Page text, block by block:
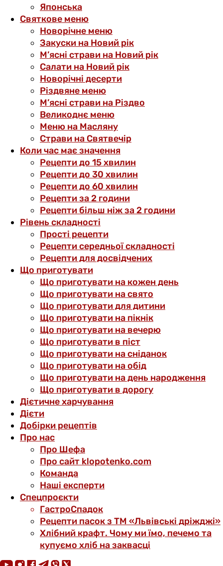
Японська
Святкове меню
Новорічне меню
Закуски на Новий рік
М’ясні страви на Новий рік
Салати на Новий рік
Новорічні десерти
Різдвяне меню
М’ясні страви на Різдво
Великоднє меню
Меню на Масляну
Страви на Святвечір
Коли час має значення
Рецепти до 15 хвилин
Рецепти до 30 хвилин
Рецепти до 60 хвилин
Рецепти за 2 години
Рецепти більш ніж за 2 години
Рівень складності
Прості рецепти
Рецепти середньої складності
Рецепти для досвідчених
Що приготувати
Що приготувати на кожен день
Що приготувати на свято
Що приготувати для дитини
Що приготувати на пікнік
Що приготувати на вечерю
Що приготувати в піст
Що приготувати на сніданок
Що приготувати на обід
Що приготувати на день народження
Що приготувати в дорогу
Дієтичне харчування
Дієти
Добірки рецептів
Про нас
Про Шефа
Про сайт klopotenko.com
Команда
Наші експерти
Спецпроєкти
ГастроСпадок
Рецепти пасок з ТМ «Львівські дріжджі»
Хлібний крафт. Чому ми їмо, печемо та
купуємо хліб на заквасці